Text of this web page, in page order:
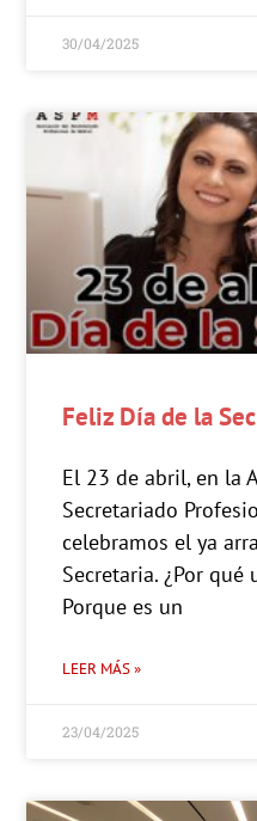
30/04/2025
Feliz Día de la
El 23 de abril, en la
Secretariado
celebramos el ya
Secretaria. ¿Por
Porque es un
LEER MÁS »
23/04/2025